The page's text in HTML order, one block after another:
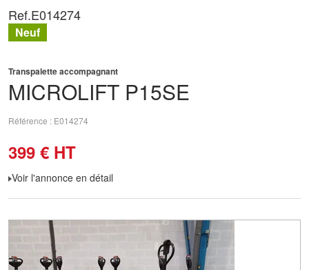
MICROLIFT P15SE
Transpalette accompagnant
Référence E014274
399 € HT
Voir l'annonce en détail
Ref.E014274
Neuf